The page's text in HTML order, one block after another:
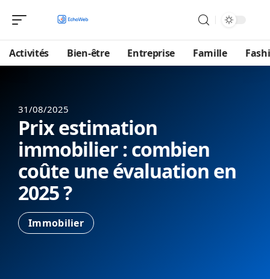
Activités Bien-être Entreprise Famille
31/08/2025
Prix estimation
immobilier : combien
coûte une évaluation en
2025 ?
Immobilier